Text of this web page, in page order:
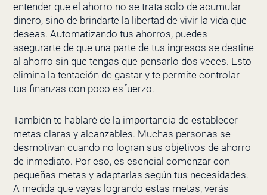
entender que el ahorro no se trata solo de acumular
dinero, sino de brindarte la libertad de vivir la vida que
deseas. Automatizando tus ahorros, puedes
asegurarte de que una parte de tus ingresos se destine
al ahorro sin que tengas que pensarlo dos veces. Esto
elimina la tentación de gastar y te permite controlar
tus finanzas con poco esfuerzo.
También te hablaré de la importancia de establecer
metas claras y alcanzables. Muchas personas se
desmotivan cuando no logran sus objetivos de ahorro
de inmediato. Por eso, es esencial comenzar con
pequeñas metas y adaptarlas según tus necesidades.
A medida que vayas logrando estas metas, verás